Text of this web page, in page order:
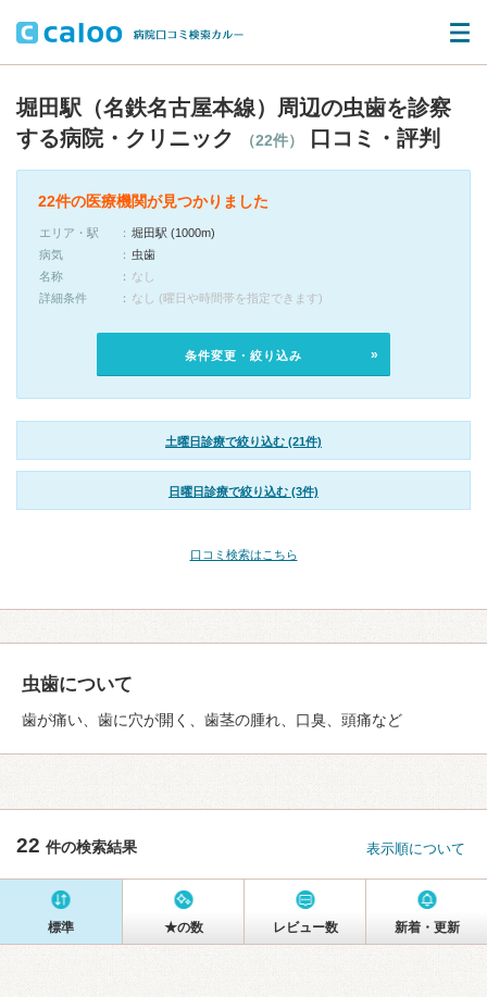
堀田駅（名鉄名古屋本線）周辺の虫歯を診察
する病院・クリニック
（22件） 口コミ・評判
22件の医療機関が見つかりました
エリア・駅
堀田駅 (1000m)
病気
虫歯
名称
なし
詳細条件
なし (曜日や時間帯を指定できます)
条件変更・絞り込み
土曜日診療で絞り込む (21件)
日曜日診療で絞り込む (3件)
口コミ検索はこちら
虫歯について
歯が痛い、歯に穴が開く、歯茎の腫れ、口臭、頭痛など
22 件の検索結果 表示順について
標準 ★の数 レビュー数 新着・更新